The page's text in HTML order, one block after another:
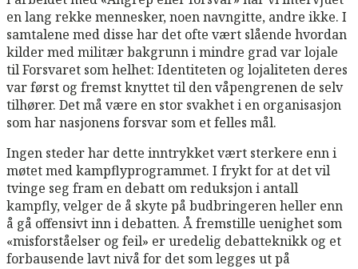
en lang rekke mennesker, noen navngitte, andre ikke. I
samtalene med disse har det ofte vært slående hvordan
kilder med militær bakgrunn i mindre grad var lojale
til Forsvaret som helhet: Identiteten og lojaliteten deres
var først og fremst knyttet til den våpengrenen de selv
tilhører. Det må være en stor svakhet i en organisasjon
som har nasjonens forsvar som et felles mål.
Ingen steder har dette inntrykket vært sterkere enn i
møtet med kampflyprogrammet. I frykt for at det vil
tvinge seg fram en debatt om reduksjon i antall
kampfly, velger de å skyte på budbringeren heller enn
å gå offensivt inn i debatten. Å fremstille uenighet som
«misforståelser og feil» er uredelig debatteknikk og et
forbausende lavt nivå for det som legges ut på